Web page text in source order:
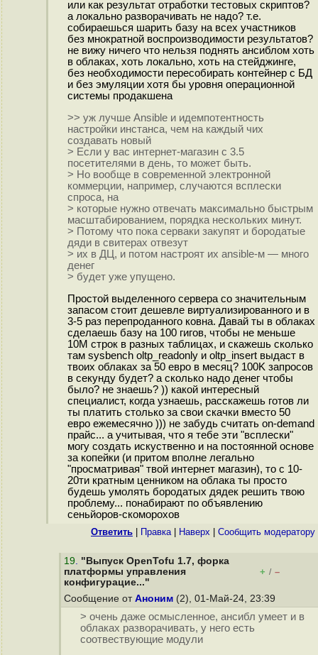
или как результат отработки тестовых скриптов?
а локально разворачивать не надо? т.е.
собираешься шарить базу на всех участников
без мнократной воспроизводимости результатов?
не вижу ничего что нельзя поднять ансиблом хоть
в облаках, хоть локально, хоть на стейджинге,
без необходимости пересобирать контейнер с БД
и без эмуляции хотя бы уровня операционной
системы продакшена
>> уж лучше Ansible и идемпотентность
настройки инстанса, чем на каждый чих
создавать новый
> Если у вас интернет-магазин с 3.5
посетителями в день, то может быть.
> Но вообще в современной электронной
коммерции, например, случаются всплески
спроса, на
> которые нужно отвечать максимально быстрым
масштабированием, порядка нескольких минут.
> Потому что пока серваки закупят и бородатые
дяди в свитерах отвезут
> их в ДЦ, и потом настроят их ansible-м — много
денег
> будет уже упущено.
Простой выделенного сервера со значительным
запасом стоит дешевле виртуализированного и в
3-5 раз перепроданного ковна. Давай ты в облаках
сделаешь базу на 100 гигов, чтобы не меньше
10М строк в разных таблицах, и скажешь сколько
там sysbench oltp_readonly и oltp_insert выдаст в
твоих облаках за 50 евро в месяц? 100K запросов
в секунду будет? а сколько надо денег чтобы
было? не знаешь? )) какой интересный
специалист, когда узнаешь, расскажешь готов ли
ты платить столько за свои скачки вместо 50
евро ежемесячно ))) не забудь считать on-demand
прайс... а учитывая, что я тебе эти "всплески"
могу создать искуственно и на постоянной основе
за копейки (и притом вполне легально
"просматривая" твой интернет магазин), то с 10-
20ти кратным ценником на облака ты просто
будешь умолять бородатых дядек решить твою
проблему... понабирают по объявлению
сеньйоров-скоморохов
Ответить Правка| Наверх Cообщить модератору
19. "Выпуск OpenTofu 1.7, форка
платформы управления
конфигурацие..."
+ / –
Сообщение от Аноним (2), 01-Май-24, 23:39
> очень даже осмысленное, ансибл умеет и в
облаках разворачивать, у него есть
соотвествующие модули